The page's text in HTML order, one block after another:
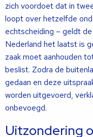
zich voordoet dat in
loopt over hetzelfde
echtscheiding – geldt
Nederland het laatst is
zaak moet aanhouden
beslist. Zodra de
gedaan en deze
worden uitgevoerd,
onbevoegd.
Uitzondering